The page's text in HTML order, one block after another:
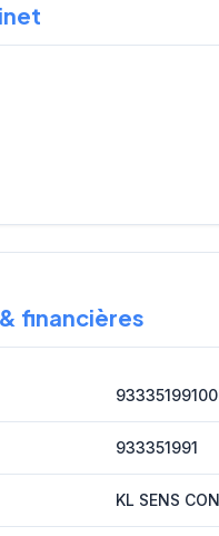
financières
933351991
KL SENS